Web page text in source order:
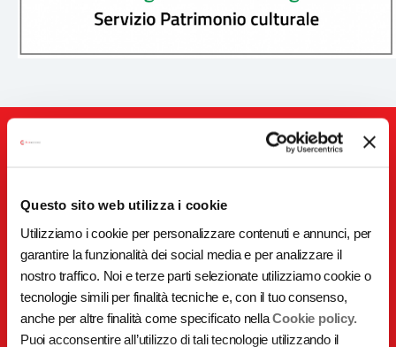
Questo sito web utilizza i cookie
Utilizziamo i cookie per personalizzare contenuti e annunci, per
garantire la funzionalità dei social media e per analizzare il
nostro traffico. Noi e terze parti selezionate utilizziamo cookie o
tecnologie simili per finalità tecniche e, con il tuo consenso,
anche per altre finalità come specificato nellaCookie policy.
Puoi acconsentire all’utilizzo di tali tecnologie utilizzando il